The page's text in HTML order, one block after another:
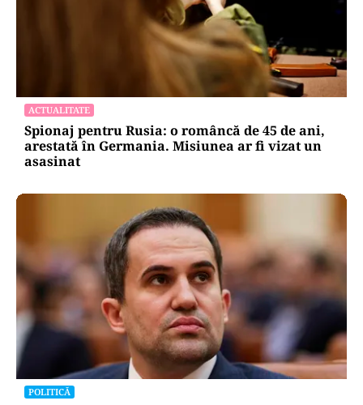
ACTUALITATE
Spionaj pentru Rusia: o româncă de 45 de ani,
arestată în Germania. Misiunea ar fi vizat un
asasinat
POLITICĂ